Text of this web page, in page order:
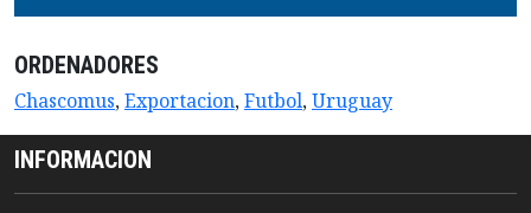
ORDENADORES
Chascomus,Exportacion,Futbol,Uruguay
INFORMACION